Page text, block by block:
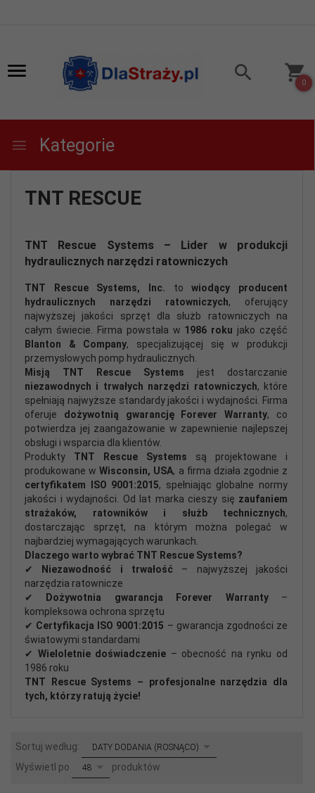
0
Kategorie
TNT RESCUE
TNT Rescue Systems – Lider w produkcji
hydraulicznych narzędzi ratowniczych
TNT Rescue Systems, Inc. towiodący producent
hydraulicznych narzędzi ratowniczych, oferujący
najwyższej jakości sprzęt dla służb ratowniczych na
całym świecie. Firma powstała w 1986 roku jako część
Blanton & Company, specjalizującej się w produkcji
przemysłowych pomp hydraulicznych.
Misją TNT Rescue Systems jest dostarczanie
niezawodnych i trwałych narzędzi ratowniczych, które
spełniają najwyższe standardy jakości i wydajności. Firma
oferuje dożywotnią gwarancję Forever Warranty, co
potwierdza jej zaangażowanie w zapewnienie najlepszej
obsługi i wsparcia dla klientów.
Produkty TNT Rescue Systems są projektowane i
produkowane wWisconsin, USA, a firma działa zgodnie z
certyfikatem ISO 9001:2015, spełniając globalne normy
jakości i wydajności. Od lat marka cieszy się zaufaniem
strażaków, ratowników i służb technicznych,
dostarczając sprzęt, na którym można polegać w
najbardziej wymagających warunkach.
Dlaczego warto wybrać TNT Rescue Systems?
✔
Niezawodność i trwałość – najwyższej jakości
narzędzia ratownicze
✔
Dożywotnia gwarancja Forever Warranty–
kompleksowa ochrona sprzętu
✔ Certyfikacja ISO 9001:2015 – gwarancja zgodności ze
światowymi standardami
✔ Wieloletnie doświadczenie – obecność na rynku od
1986 roku
TNT Rescue Systems – profesjonalne narzędzia dla
tych, którzy ratują życie!
Sortuj według: sortDATY DODANIA (ROSNĄCO)
Wyświetl po pop48 produktów